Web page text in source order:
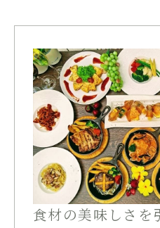
食材の美味しさを